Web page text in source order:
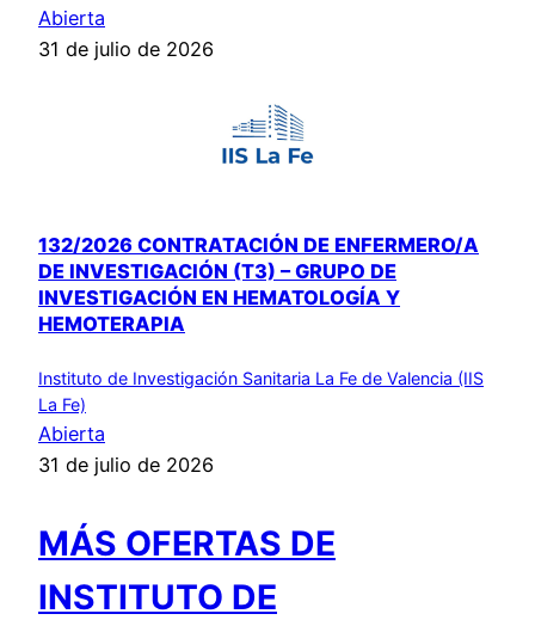
Abierta
31 de julio de 2026
132/2026 CONTRATACIÓN DE ENFERMERO/A
DE INVESTIGACIÓN (T3) – GRUPO DE
INVESTIGACIÓN EN HEMATOLOGÍA Y
HEMOTERAPIA
Instituto de Investigación Sanitaria La Fe de Valencia (IIS
La Fe)
Abierta
31 de julio de 2026
MÁS OFERTAS DE
INSTITUTO DE